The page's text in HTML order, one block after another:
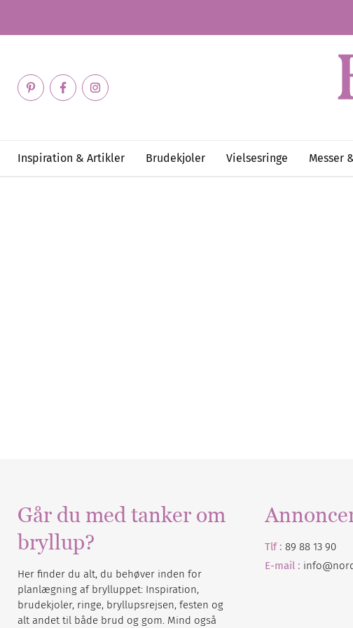
Inspiration & Artikler Brudekjoler Vielsesringe Messer
Går du med tanker om
bryllup?
Her finder du alt, du behøver inden for
planlægning af brylluppet: Inspiration,
brudekjoler, ringe, bryllupsrejsen, festen og
alt andet til både brud og gom. Mind også
Tlf : 89 88 13 90
E-mail :